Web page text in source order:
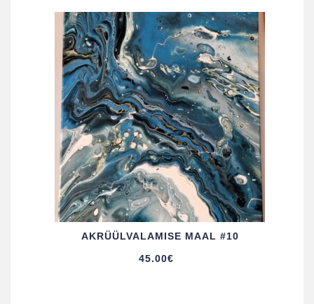
AKRÜÜL­VALAMISE MAAL #10
45.00€